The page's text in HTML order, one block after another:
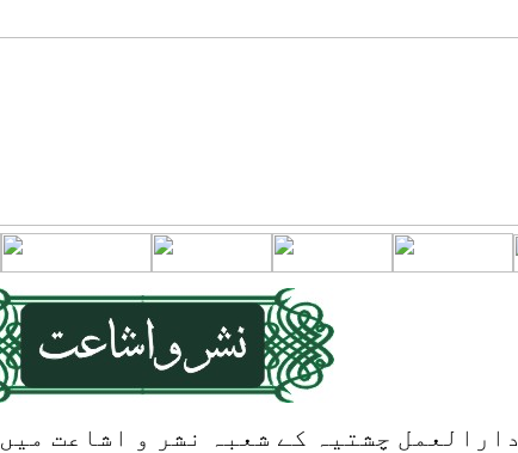
دارالعمل چشتیہ کے شعبہ نشر و اشاعت میں